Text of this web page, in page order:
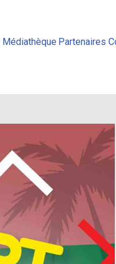
Médiathèque Partenaires